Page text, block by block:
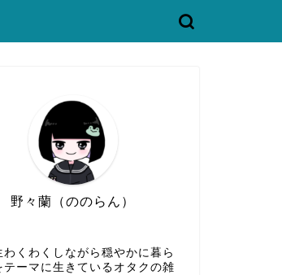
野々蘭（ののらん）
わくわくしながら穏やかに暮ら
テーマに生きているオタクの雑